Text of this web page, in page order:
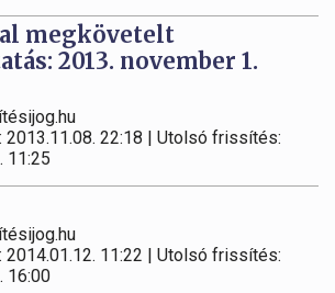
megkövetelt
2013. november 1.
2013.11.08. 22:18 | Utolsó frissítés:
11:25
2014.01.12. 11:22 | Utolsó frissítés:
16:00